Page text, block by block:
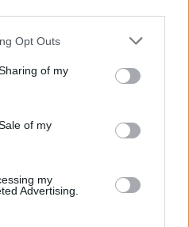
uses one or more Google
behaviour. You may click to
and its third-party tags to
purposes in below Google
Opt Outs
of my
of my
my
Advertising.